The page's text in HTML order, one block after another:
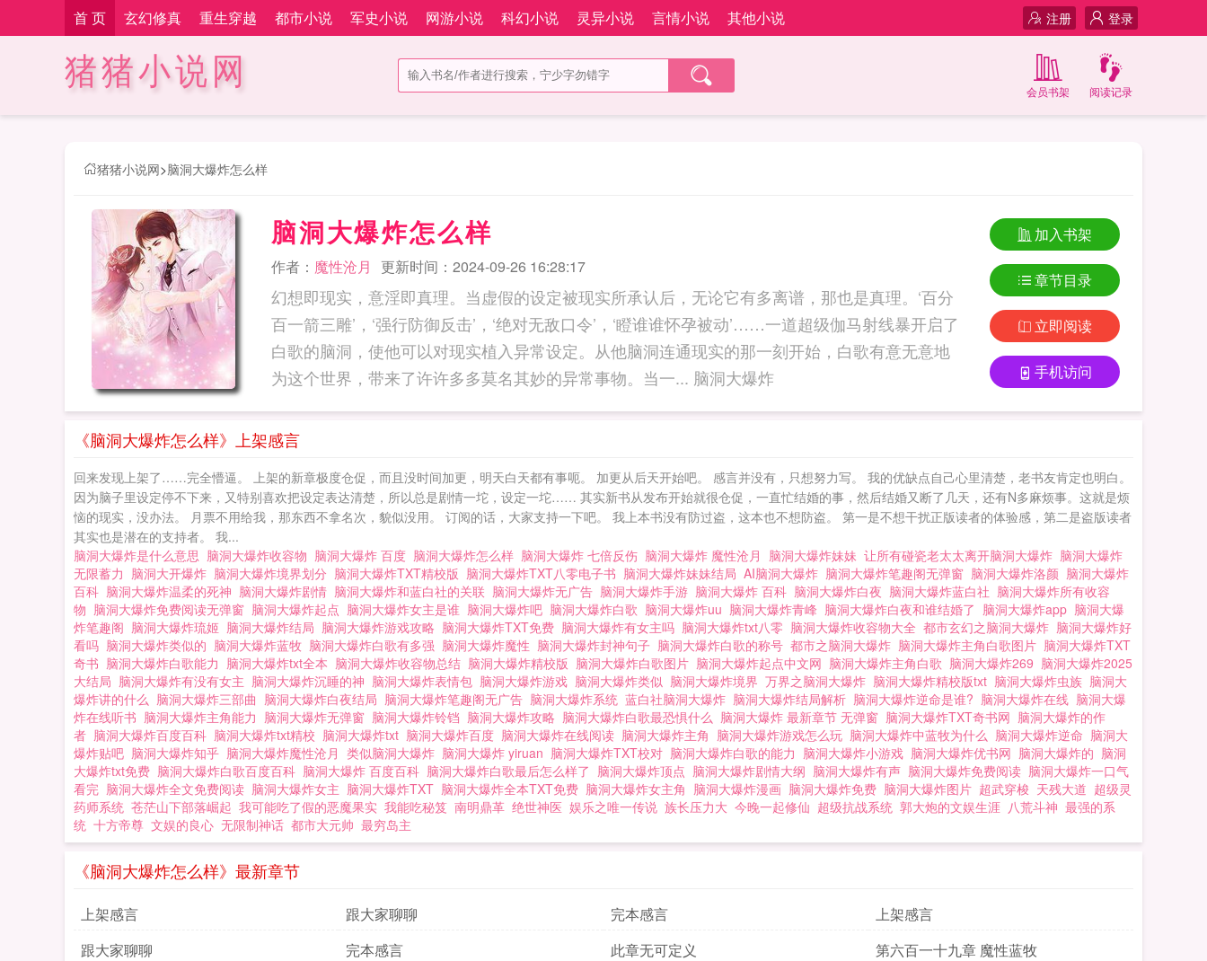
首 页 玄幻修真 重生穿越 都市小说 军史小说 网游小说 科幻小说 灵异小说 言情小说 其他小说 登录
注册
猪猪小说网 阅读记录
会员书架
猪猪小说网>脑洞大爆炸怎么样
脑洞大爆炸怎么样
作者： 魔性沧月 更新时间：2024-09-26 16:28:17
幻想即现实，意淫即真理。当虚假的设定被现实所承认后，无论它有多离谱，那也是真理。‘百分
百一箭三雕’，‘强行防御反击’，‘绝对无敌口令’，‘瞪谁谁怀孕被动’……一道超级伽马射线暴开启了
白歌的脑洞，使他可以对现实植入异常设定。从他脑洞连通现实的那一刻开始，白歌有意无意地
为这个世界，带来了许许多多莫名其妙的异常事物。当一... 脑洞大爆炸
加入书架
章节目录
立即阅读
手机访问
《脑洞大爆炸怎么样》上架感言
回来发现上架了……完全懵逼。 上架的新章极度仓促，而且没时间加更，明天白天都有事呃。 加更从后天开始吧。 感言并没有，只想努力写。 我的优缺点自己心里清楚，老书友肯定也明白。
因为脑子里设定停不下来，又特别喜欢把设定表达清楚，所以总是剧情一坨，设定一坨…… 其实新书从发布开始就很仓促，一直忙结婚的事，然后结婚又断了几天，还有N多麻烦事。这就是烦
恼的现实，没办法。 月票不用给我，那东西不拿名次，貌似没用。 订阅的话，大家支持一下吧。 我上本书没有防过盗，这本也不想防盗。 第一是不想干扰正版读者的体验感，第二是盗版读者
其实也是潜在的支持者。 我...
脑洞大爆炸是什么意思 脑洞大爆炸收容物 脑洞大爆炸 百度 脑洞大爆炸怎么样 脑洞大爆炸 七倍反伤 脑洞大爆炸 魔性沧月 脑洞大爆炸妹妹 让所有碰瓷老太太离开脑洞大爆炸 脑洞大爆炸
无限蓄力 脑洞大开爆炸 脑洞大爆炸境界划分 脑洞大爆炸TXT精校版 脑洞大爆炸TXT八零电子书 脑洞大爆炸妹妹结局 AI脑洞大爆炸 脑洞大爆炸笔趣阁无弹窗 脑洞大爆炸洛颜 脑洞大爆炸
百科 脑洞大爆炸温柔的死神 脑洞大爆炸剧情 脑洞大爆炸和蓝白社的关联 脑洞大爆炸无广告 脑洞大爆炸手游 脑洞大爆炸 百科 脑洞大爆炸白夜 脑洞大爆炸蓝白社 脑洞大爆炸所有收容
物 脑洞大爆炸免费阅读无弹窗 脑洞大爆炸起点 脑洞大爆炸女主是谁 脑洞大爆炸吧 脑洞大爆炸白歌 脑洞大爆炸uu 脑洞大爆炸青峰 脑洞大爆炸白夜和谁结婚了 脑洞大爆炸app 脑洞大爆
炸笔趣阁 脑洞大爆炸琉姬 脑洞大爆炸结局 脑洞大爆炸游戏攻略 脑洞大爆炸TXT免费 脑洞大爆炸有女主吗 脑洞大爆炸txt八零 脑洞大爆炸收容物大全 都市玄幻之脑洞大爆炸 脑洞大爆炸好
看吗 脑洞大爆炸类似的 脑洞大爆炸蓝牧 脑洞大爆炸白歌有多强 脑洞大爆炸魔性 脑洞大爆炸封神句子 脑洞大爆炸白歌的称号 都市之脑洞大爆炸 脑洞大爆炸主角白歌图片 脑洞大爆炸TXT
奇书 脑洞大爆炸白歌能力 脑洞大爆炸txt全本 脑洞大爆炸收容物总结 脑洞大爆炸精校版 脑洞大爆炸白歌图片 脑洞大爆炸起点中文网 脑洞大爆炸主角白歌 脑洞大爆炸269 脑洞大爆炸2025
大结局 脑洞大爆炸有没有女主 脑洞大爆炸沉睡的神 脑洞大爆炸表情包 脑洞大爆炸游戏 脑洞大爆炸类似 脑洞大爆炸境界 万界之脑洞大爆炸 脑洞大爆炸精校版txt 脑洞大爆炸虫族 脑洞大
爆炸讲的什么 脑洞大爆炸三部曲 脑洞大爆炸白夜结局 脑洞大爆炸笔趣阁无广告 脑洞大爆炸系统 蓝白社脑洞大爆炸 脑洞大爆炸结局解析 脑洞大爆炸逆命是谁? 脑洞大爆炸在线 脑洞大爆
炸在线听书 脑洞大爆炸主角能力 脑洞大爆炸无弹窗 脑洞大爆炸铃铛 脑洞大爆炸攻略 脑洞大爆炸白歌最恐惧什么 脑洞大爆炸 最新章节 无弹窗 脑洞大爆炸TXT奇书网 脑洞大爆炸的作
者 脑洞大爆炸百度百科 脑洞大爆炸txt精校 脑洞大爆炸txt 脑洞大爆炸百度 脑洞大爆炸在线阅读 脑洞大爆炸主角 脑洞大爆炸游戏怎么玩 脑洞大爆炸中蓝牧为什么 脑洞大爆炸逆命 脑洞大
爆炸贴吧 脑洞大爆炸知乎 脑洞大爆炸魔性沧月 类似脑洞大爆炸 脑洞大爆炸 yiruan 脑洞大爆炸TXT校对 脑洞大爆炸白歌的能力 脑洞大爆炸小游戏 脑洞大爆炸优书网 脑洞大爆炸的 脑洞
大爆炸txt免费 脑洞大爆炸白歌百度百科 脑洞大爆炸 百度百科 脑洞大爆炸白歌最后怎么样了 脑洞大爆炸顶点 脑洞大爆炸剧情大纲 脑洞大爆炸有声 脑洞大爆炸免费阅读 脑洞大爆炸一口气
看完 脑洞大爆炸全文免费阅读 脑洞大爆炸女主 脑洞大爆炸TXT 脑洞大爆炸全本TXT免费 脑洞大爆炸女主角 脑洞大爆炸漫画 脑洞大爆炸免费 脑洞大爆炸图片 超武穿梭 天残大道 超级灵
药师系统 苍茫山下部落崛起 我可能吃了假的恶魔果实 我能吃秘笈 南明鼎革 绝世神医 娱乐之唯一传说 族长压力大 今晚一起修仙 超级抗战系统 郭大炮的文娱生涯 八荒斗神 最强的系
统 十方帝尊 文娱的良心 无限制神话 都市大元帅 最穷岛主
《脑洞大爆炸怎么样》最新章节
上架感言 跟大家聊聊 完本感言
上架感言
跟大家聊聊
完本感言 此章无可定义
第六百一十九章 魔性蓝牧